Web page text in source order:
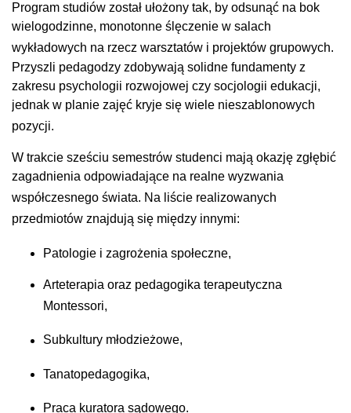
Program studiów został ułożony tak, by odsunąć na bok
wielogodzinne, monotonne ślęczenie w salach
wykładowych na rzecz warsztatów i projektów grupowych.
Przyszli pedagodzy zdobywają solidne fundamenty z
zakresu psychologii rozwojowej czy socjologii edukacji,
jednak w planie zajęć kryje się wiele nieszablonowych
pozycji.
W trakcie sześciu semestrów studenci mają okazję zgłębić
zagadnienia odpowiadające na realne wyzwania
współczesnego świata. Na liście realizowanych
przedmiotów znajdują się między innymi:
Patologie i zagrożenia społeczne,
Arteterapia oraz pedagogika terapeutyczna
Montessori,
Subkultury młodzieżowe,
Tanatopedagogika,
Praca kuratora sądowego.